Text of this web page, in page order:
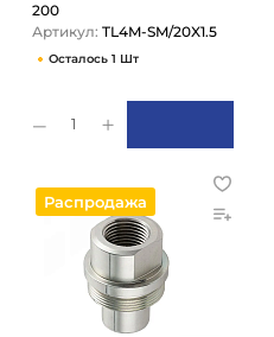
200
Артикул: TL4M-SM/20X1.5
Осталось 1 Шт
1
Распродажа